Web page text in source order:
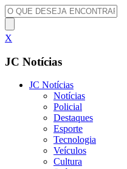
X
JC Notícias
JC Notícias
Notícias
Policial
Destaques
Esporte
Tecnologia
Veículos
Cultura